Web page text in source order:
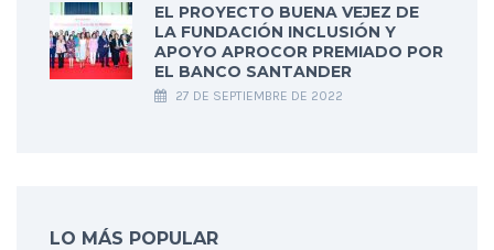
EL PROYECTO BUENA VEJEZ DE
LA FUNDACIÓN INCLUSIÓN Y
APOYO APROCOR PREMIADO POR
EL BANCO SANTANDER
27 DE SEPTIEMBRE DE 2022
LO MÁS POPULAR